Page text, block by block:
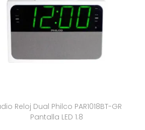
Reloj Dual Philco PAR1018BT-GR
Pantalla LED 1.8